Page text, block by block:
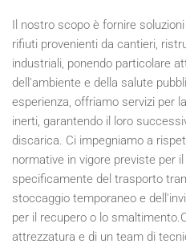
Il nostro scopo è fornire
rifiuti provenienti da cantieri,
industriali, ponendo particolare
dell'ambiente e della salute
esperienza, offriamo servizi per
inerti, garantendo il loro
discarica. Ci impegniamo a
normative in vigore previste per il
specificamente del trasporto
stoccaggio temporaneo e
per il recupero o lo
attrezzatura e di un team di